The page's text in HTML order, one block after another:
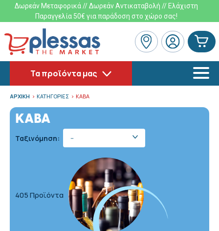
Δωρεάν Μεταφορικά // Δωρεάν Αντικαταβολή // Ελάχιστη
Παραγγελία 50€ για παράδοση στο χώρο σας!
Τα προϊόντα μας
ΑΡΧΙΚΗ ΚΑΤΗΓΟΡΙΕΣ ΚΑΒΑ
ΚΑΒΑ
Ταξινόμηση: --
405 Προϊόντα